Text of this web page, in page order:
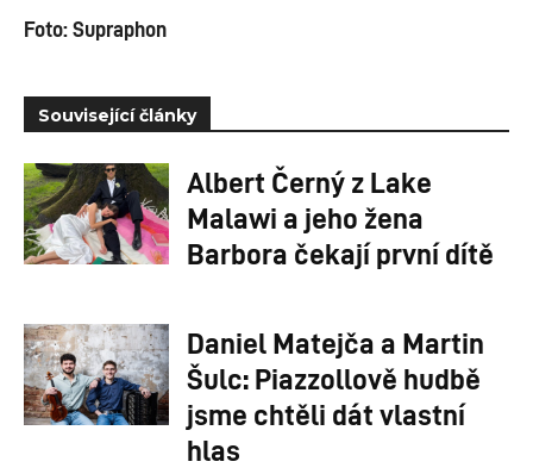
Foto: Supraphon
Související články
Albert Černý z Lake
Malawi a jeho žena
Barbora čekají první dítě
Daniel Matejča a Martin
Šulc: Piazzollově hudbě
jsme chtěli dát vlastní
hlas